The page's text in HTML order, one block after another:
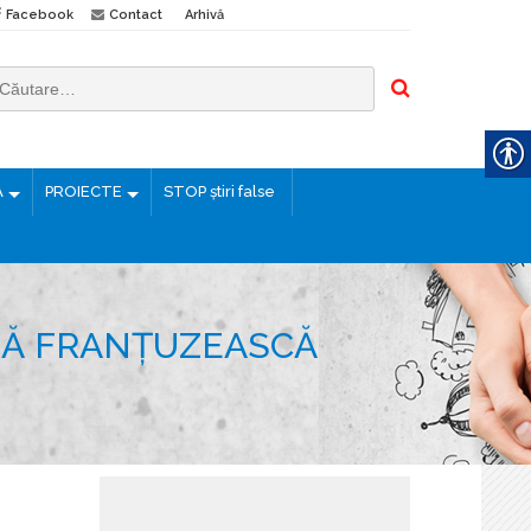
Facebook Contact Arhivă
PROIECTE STOP știri false
FRANȚUZEASCĂ